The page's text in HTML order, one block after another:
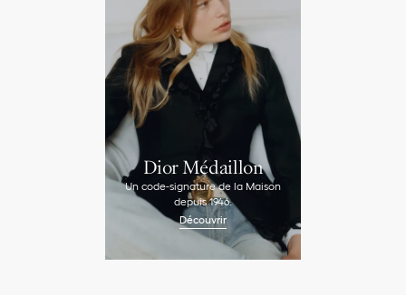
Dior Médaillon
Un code-signature de la Maison
depuis 1946.
Découvrir